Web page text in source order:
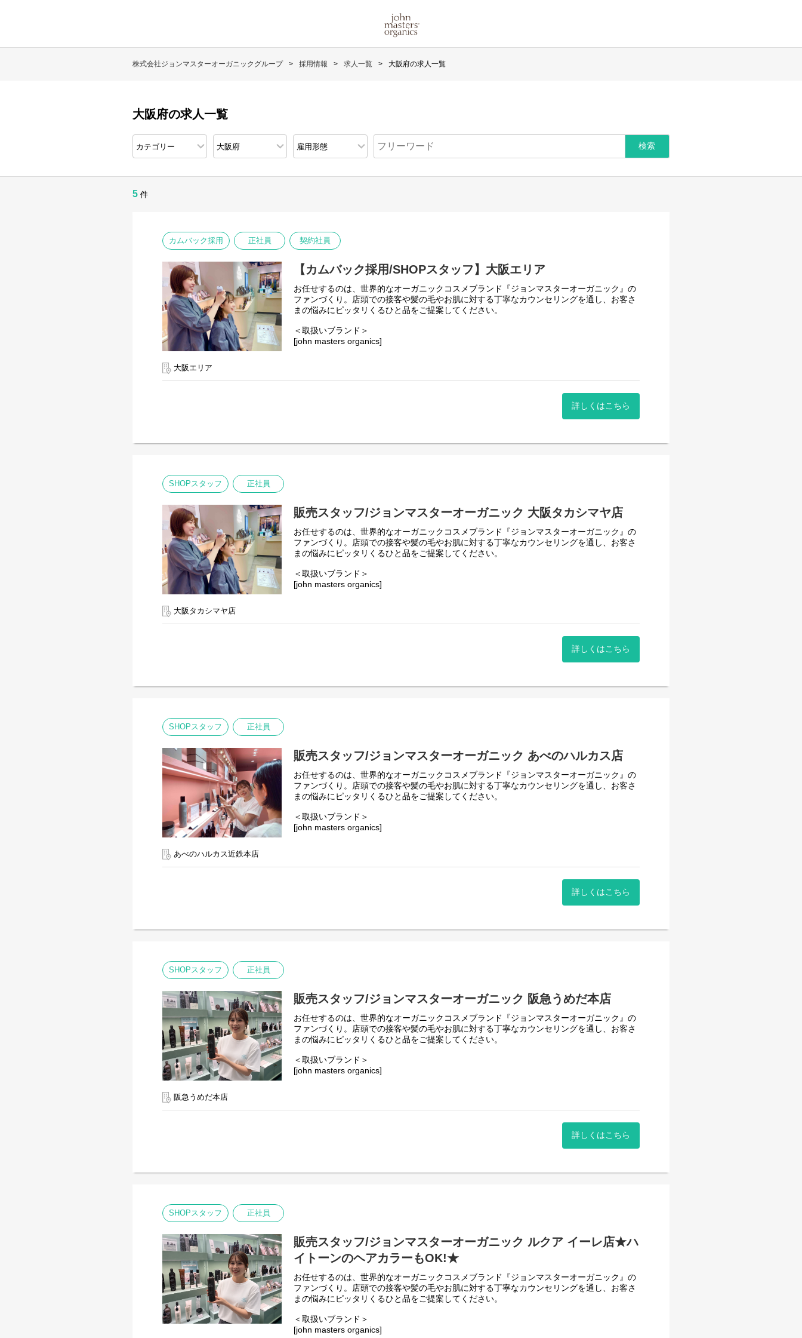
株式会社ジョンマスターオーガニックグループ 採用情報 求人一覧 大阪府の求人一覧
大阪府の求人一覧
5 件
カムバック採用 正社員 契約社員
【カムバック採用/SHOPスタッフ】大阪エリア
お任せするのは、世界的なオーガニックコスメブランド『ジョンマスターオーガニック』の
ファンづくり。店頭での接客や髪の毛やお肌に対する丁寧なカウンセリングを通し、お客さ
まの悩みにピッタリくるひと品をご提案してください。
＜取扱いブランド＞
[john masters organics]
ています。必要な美容成分を含むハーブやフラワー、穀物などを厳選し、感性に触れる香り
大阪エリア
詳しくはこちら
SHOPスタッフ 正社員
販売スタッフ/ジョンマスターオーガニック 大阪タカシマヤ店
お任せするのは、世界的なオーガニックコスメブランド『ジョンマスターオーガニック』の
ファンづくり。店頭での接客や髪の毛やお肌に対する丁寧なカウンセリングを通し、お客さ
まの悩みにピッタリくるひと品をご提案してください。
＜取扱いブランド＞
[john masters organics]
ています。必要な美容成分を含むハーブやフラワー、穀物などを厳選し、感性に触れる香り
大阪タカシマヤ店
詳しくはこちら
SHOPスタッフ 正社員
販売スタッフ/ジョンマスターオーガニック あべのハルカス店
お任せするのは、世界的なオーガニックコスメブランド『ジョンマスターオーガニック』の
ファンづくり。店頭での接客や髪の毛やお肌に対する丁寧なカウンセリングを通し、お客さ
まの悩みにピッタリくるひと品をご提案してください。
＜取扱いブランド＞
[john masters organics]
ています。必要な美容成分を含むハーブやフラワー、穀物などを厳選し、感性に触れる香り
あべのハルカス近鉄本店
詳しくはこちら
SHOPスタッフ 正社員
販売スタッフ/ジョンマスターオーガニック 阪急うめだ本店
お任せするのは、世界的なオーガニックコスメブランド『ジョンマスターオーガニック』の
ファンづくり。店頭での接客や髪の毛やお肌に対する丁寧なカウンセリングを通し、お客さ
まの悩みにピッタリくるひと品をご提案してください。
＜取扱いブランド＞
[john masters organics]
ています。必要な美容成分を含むハーブやフラワー、穀物などを厳選し、感性に触れる香り
阪急うめだ本店
詳しくはこちら
SHOPスタッフ 正社員
販売スタッフ/ジョンマスターオーガニック ルクア イーレ店★ハ
イトーンのヘアカラーもOK!★
お任せするのは、世界的なオーガニックコスメブランド『ジョンマスターオーガニック』の
ファンづくり。店頭での接客や髪の毛やお肌に対する丁寧なカウンセリングを通し、お客さ
まの悩みにピッタリくるひと品をご提案してください。
＜取扱いブランド＞
[john masters organics]